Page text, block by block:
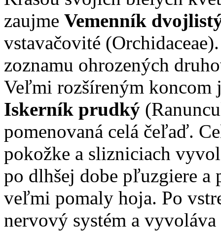
zaujme Vemenník
vstavačovité
zoznamu ohrozených
Veľmi rozšíreným koncom
Iskerník prudký
pomenovaná celá čeľaď.
pokožke a slizniciach
po dlhšej dobe pľuzgiere a
veľmi pomaly hoja. Po
nervový systém a vyvoláva